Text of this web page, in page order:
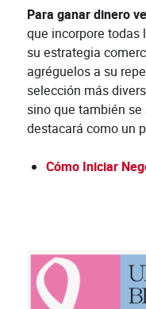
Para ganar dinero
que incorpore todas
su estrategia
agréguelos a su
selección más
sino que también
destacará como un
Cómo Iniciar